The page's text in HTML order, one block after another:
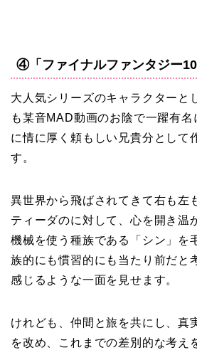
④「ファイナルファンタジー10
大人気シリーズのキャラクターと
も某音MAD動画のお陰で一躍有名
に情に厚く頼もしい兄貴分として
す。
異世界から飛ばされてきて右も左
ティーダのに対して、心を開き温
機械を使う種族である「シン」を
族的にも慣習的にも当たり前だと
感じるような一面を見せます。
けれども、仲間と旅を共にし、真
を改め、これまでの差別的な考え